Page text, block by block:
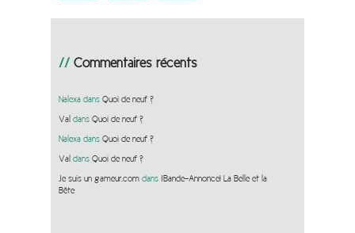
Commentaires récents
Nalexa dans Quoi de neuf ?
Val dans Quoi de neuf ?
Nalexa dans Quoi de neuf ?
Val dans Quoi de neuf ?
Je suis un gameur.com dans [Bande-Annonce] La Belle et la
Bête